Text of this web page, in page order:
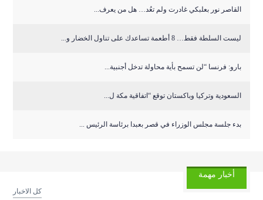
القاصر نور بعلبكي غادرت ولم تعُد… هل من يعرف...
ليست السلطة فقط… 8 أطعمة تساعدك على تناول الخضار و...
بارو: فرنسا “لن تسمح بأية محاولة تدخل أجنبية...
السعودية وتركيا وباكستان توقع “اتفاقية مكة ل...
‏بدء جلسة مجلس الوزراء في قصر بعبدا برئاسة الرئيس ...
أخبار مهمة
كل الاخبار